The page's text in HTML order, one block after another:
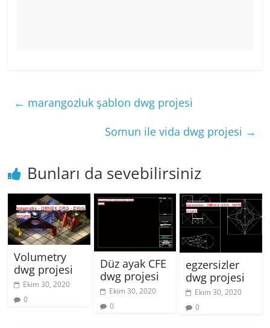
← marangozluk şablon dwg projesi
Somun ile vida dwg projesi →
Bunları da sevebilirsiniz
Volumetry
dwg projesi
Ekim 30, 2020
0
Düz ayak CFE
dwg projesi
Ekim 30, 2020
0
egzersizler
dwg projesi
Ekim 30, 2020
0